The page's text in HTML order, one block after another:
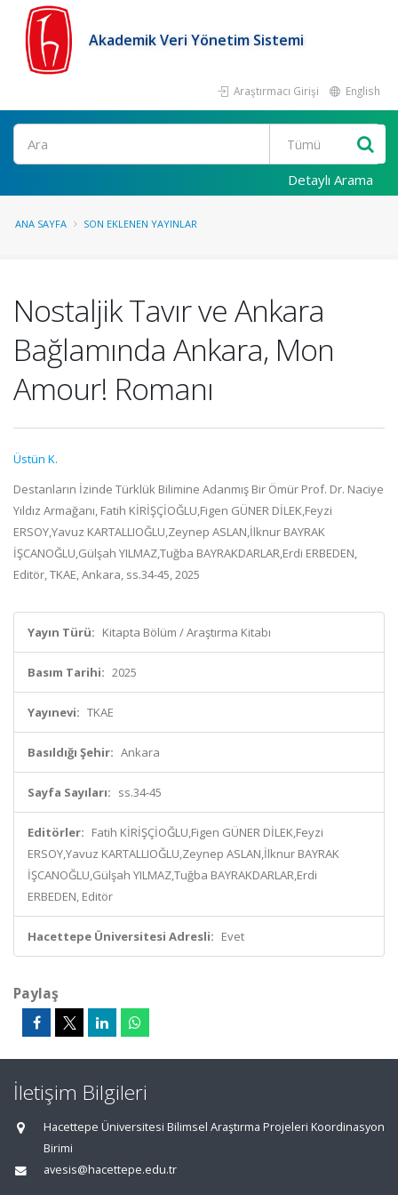
Akademik Veri Yönetim Sistemi
Araştırmacı Girişi English
Ara
Detaylı Arama
ANA SAYFA SON EKLENEN YAYINLAR
Nostaljik Tavır ve Ankara
Bağlamında Ankara, Mon
Amour! Romanı
Üstün K.
Destanların İzinde Türklük Bilimine Adanmış Bir Ömür Prof. Dr. Naciye
Yıldız Armağanı, Fatih KİRİŞÇİOĞLU,Figen GÜNER DİLEK,Feyzi
ERSOY,Yavuz KARTALLIOĞLU,Zeynep ASLAN,İlknur BAYRAK
İŞCANOĞLU,Gülşah YILMAZ,Tuğba BAYRAKDARLAR,Erdi ERBEDEN,
Editör, TKAE, Ankara, ss.34-45, 2025
Yayın Türü: Kitapta Bölüm / Araştırma Kitabı
Basım Tarihi: 2025
Yayınevi: TKAE
Basıldığı Şehir: Ankara
Sayfa Sayıları: ss.34-45
Editörler: Fatih KİRİŞÇİOĞLU,Figen GÜNER DİLEK,Feyzi
ERSOY,Yavuz KARTALLIOĞLU,Zeynep ASLAN,İlknur BAYRAK
İŞCANOĞLU,Gülşah YILMAZ,Tuğba BAYRAKDARLAR,Erdi
ERBEDEN, Editör
Hacettepe Üniversitesi Adresli: Evet
Paylaş
İletişim Bilgileri
Hacettepe Üniversitesi Bilimsel Araştırma Projeleri Koordinasyon
Birimi
avesis@hacettepe.edu.tr